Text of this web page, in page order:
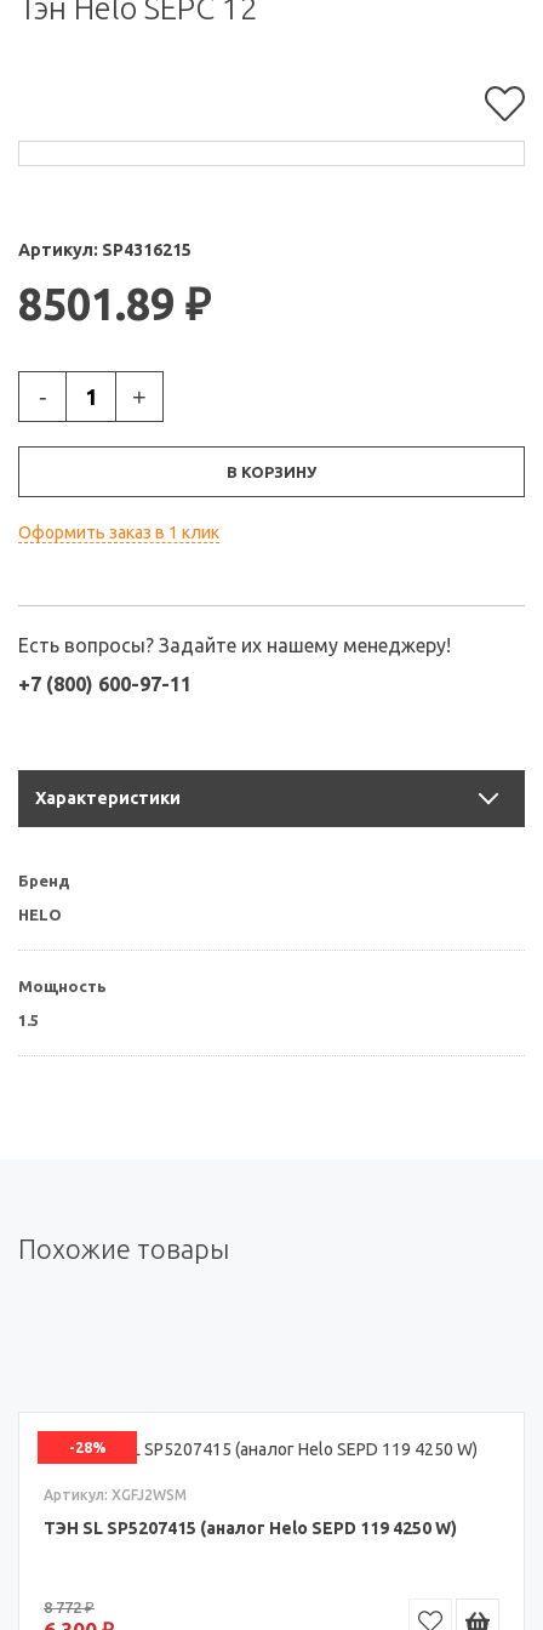
Тэн Helo SEPC 12
Артикул: SP4316215
8501.89 ₽
- +
В КОРЗИНУ
Оформить заказ в 1 клик
Есть вопросы? Задайте их нашему менеджеру!
+7 (800) 600-97-11
Характеристики
Бренд
HELO
Мощность
1.5
Похожие товары
-28%
Артикул: XGFJ2WSM
ТЭН SL SP5207415 (аналог Helo SEPD 119 4250 W)
8 772 ₽